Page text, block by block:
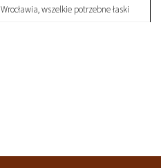
wszelkie potrzebne łaski